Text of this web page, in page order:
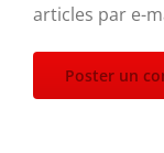
articles par e-